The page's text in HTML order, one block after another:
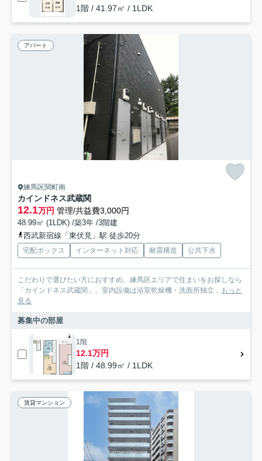
1階 / 41.97㎡ / 1LDK
アパート
練馬区関町南
カインドネス武蔵関
12.1万円 管理/共益費3,000円
48.99㎡ (1LDK) /築3年 /3階建
西武新宿線「東伏見」駅 徒歩20分
宅配ボックス インターネット対応 耐震構造 公共下水
こだわりで選びたい方におすすめ。練馬区エリアで住まいをお探しなら
「カインドネス武蔵関」。室内設備は浴室乾燥機・洗面所独立... もっと
見る
募集中の部屋
1階
12.1万円
1階 / 48.99㎡ / 1LDK
賃貸マンション